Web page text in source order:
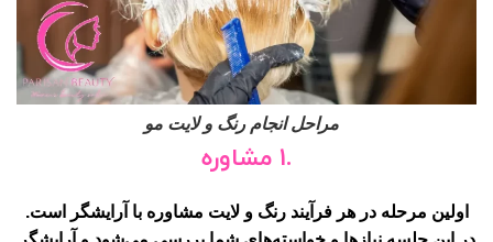
مراحل انجام رنگ و لایت مو
.1 مشاوره
اولین مرحله در هر فرآیندرنگ و لایت مشاوره با آرایشگر است.